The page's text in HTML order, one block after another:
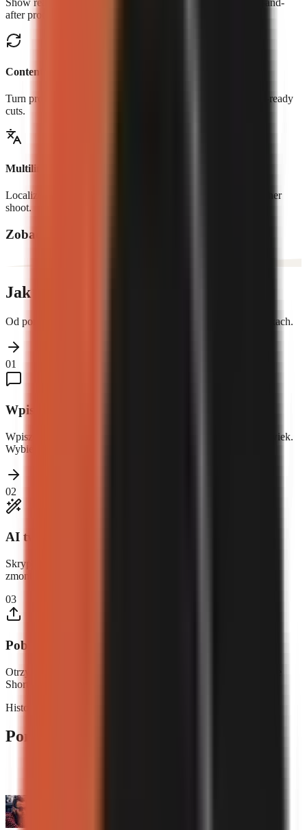
Show real controls, workflows, transformations, and before-and-
after proof.
Content repurposing
Turn product pages, blogs, and long-form content into social-ready
cuts.
Multilingual creatives
Localize narration and creative for new markets without another
shoot.
Zobacz, co tworzą twórcy
Jak to działa
Od pomysłu do opublikowanego filmu w trzech prostych krokach.
01
Wpisz temat
Wpisz dowolny temat — finanse, technologia, historia, cokolwiek.
Wybierz format i głos.
02
AI tworzy Twój film
Skrypt, lektor, grafika, napisy i muzyka — wygenerowane i
zmontowane automatycznie.
03
Pobierz i opublikuj
Otrzymaj film gotowy do publikacji. Udostępnij go na YouTube
Shorts, TikTok, Reels — wszędzie.
Historie sukcesu twórców
Ponad 2,500 twórców ufa GoFaceless.